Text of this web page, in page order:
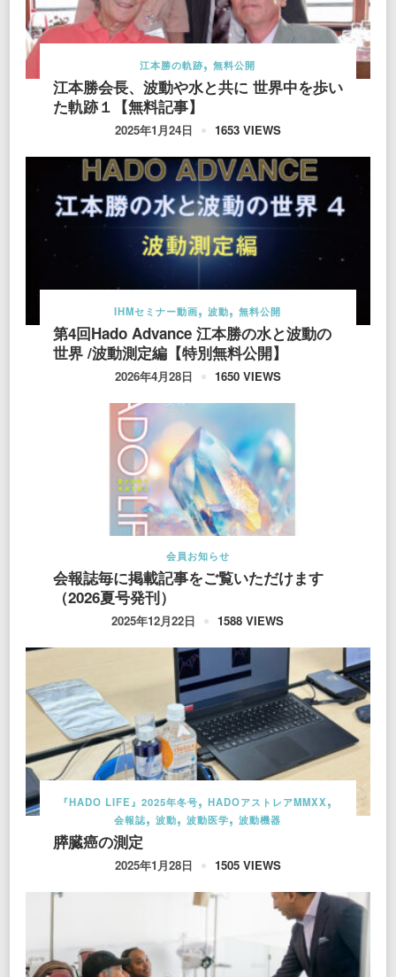
江本勝の軌跡 無料公開
江本勝会長、波動や水と共に 世界中を歩い
た軌跡１【無料記事】
2025年1月24日 1653 VIEWS
IHMセミナー動画 波動 無料公開
第4回Hado Advance 江本勝の水と波動の
世界 /波動測定編【特別無料公開】
2026年4月28日 1650 VIEWS
会員お知らせ
会報誌毎に掲載記事をご覧いただけます
（2026夏号発刊）
2025年12月22日 1588 VIEWS
『HADO LIFE』2025年冬号
HADOアストレアMMXX
会報誌
波動 波動医学 波動機器
膵臓癌の測定
2025年1月28日 1505 VIEWS